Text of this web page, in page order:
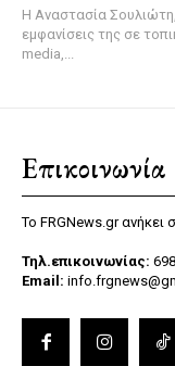
Η Αναστασία
εμφανίσεις της σε
media,...
Επικοινωνία
Το FRGNews.gr ανήκει
Τηλ.επικοινωνίας:
Email: